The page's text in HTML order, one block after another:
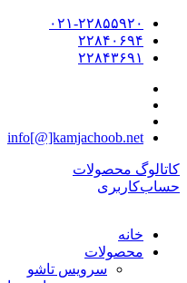
۰۲۱-۲۲۸۵۵۹۲۰
۲۲۸۴۰۶۹۴
۲۲۸۴۳۶۹۱
info[@]kamjachoob.net
کاتالوگ محصولات
حساب‌کاربری
خانه
محصولات
سرویس تاشو